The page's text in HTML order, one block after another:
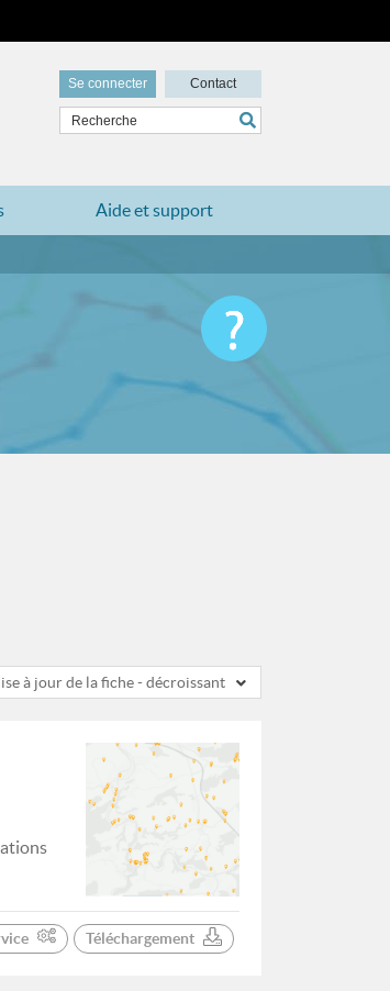
Se connecter Contact
Aide et support
à jour de la fiche - décroissant
Téléchargement